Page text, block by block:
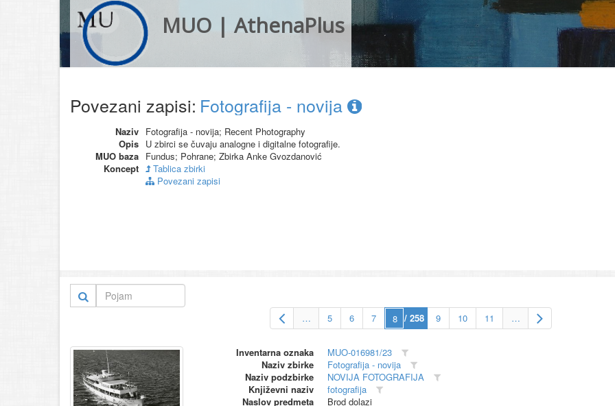
MUO | AthenaPlus
Povezani zapisi: Fotografija - novija
Naziv Fotografija - novija; Recent Photography
Opis U zbirci se čuvaju analogne i digitalne fotografije.
MUO baza Fundus; Pohrane; Zbirka Anke Gvozdanović
Koncept
Tablica zbirki
Povezani zapisi
… 5 6 7 / 258 9 10 11 …
Inventarna oznaka
MUO-016981/23
Naziv zbirke
Fotografija - novija
Naziv podzbirke
NOVIJA FOTOGRAFIJA
Književni naziv
fotografija
Naslov predmeta
Brod dolazi